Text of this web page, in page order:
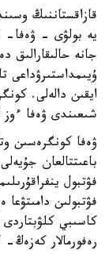
قازاقستاننىڭ
يە بولۋى - ۋەفا-
جانە
ۇيىمداستىرۋداعى
ايقىن دالەلى.
شىعىندى ۋەفا ءوز
ۋەفا كونگرەسىن
باعىتتالعان
فۋتبول
فۋتبولىن
كاسىبي كلۋبتاردى
رەفورمالار